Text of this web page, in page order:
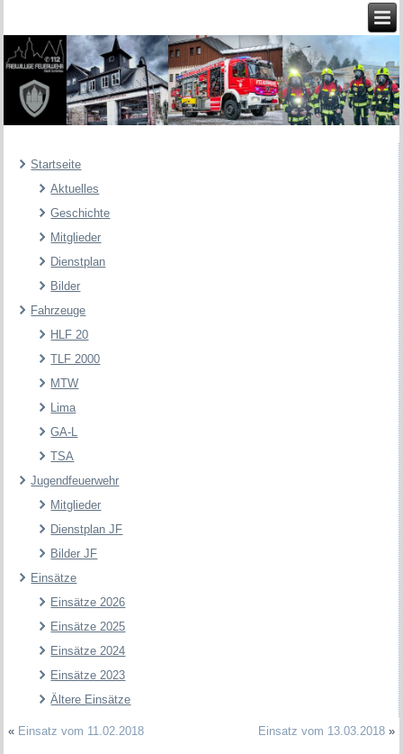
Startseite
Aktuelles
Geschichte
Mitglieder
Dienstplan
Bilder
Fahrzeuge
HLF 20
TLF 2000
MTW
Lima
GA-L
TSA
Jugendfeuerwehr
Mitglieder
Dienstplan JF
Bilder JF
Einsätze
Einsätze 2026
Einsätze 2025
Einsätze 2024
Einsätze 2023
Ältere Einsätze
« Einsatz vom 11.02.2018 Einsatz vom 13.03.2018»